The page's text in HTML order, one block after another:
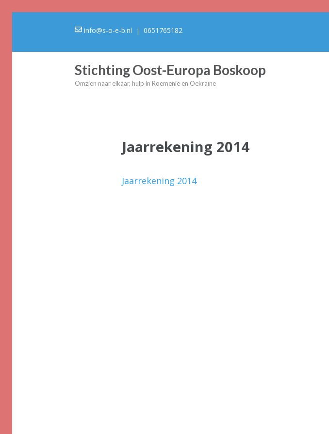
info@s-o-e-b.nl | 0651765182
Stichting Oost-Europa Boskoop
Omzien naar elkaar, hulp in Roemenië en Oekraïne
Jaarrekening 2014
Jaarrekening 2014